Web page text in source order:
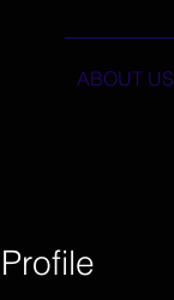
ABOUT US
Profile